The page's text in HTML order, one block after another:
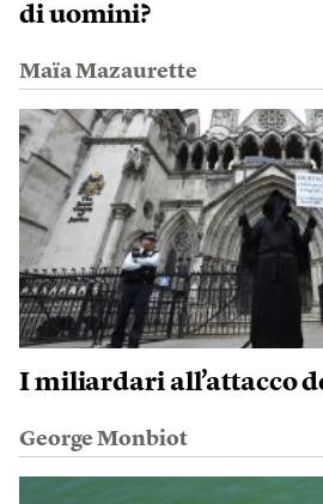
di uomini?
Maïa Mazaurette
I miliardari all’attacco
George Monbiot